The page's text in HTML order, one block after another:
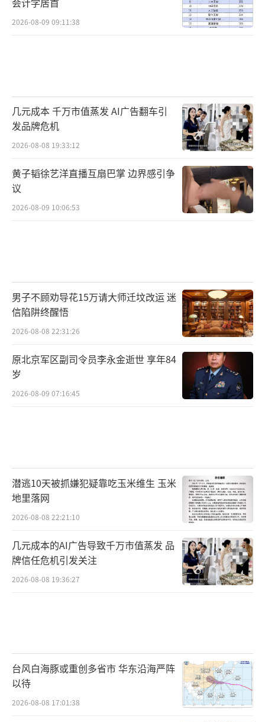
2026-08-09 09:11:38
几元成本 千万市值蒸发 AI广告翻车引
发品牌危机
2026-08-08 19:33:12
黄子韬徐艺洋直播互扇巴掌 边界感引争
议
2026-08-09 10:06:53
男子不顾劝导花15万请大师迁坟改运 迷
信陷阱终醒悟
2026-08-08 22:31:26
原北京军区副司令员李永金逝世 享年84
岁
2026-08-09 07:16:45
潜逃10天被抓嫌犯疑靠吃玉米维生 玉米
地里落网
2026-08-08 22:21:10
几元成本的AI广告导致千万市值蒸发 品
牌信任危机引发关注
2026-08-08 19:36:27
台风白海豚或重创多省市 华东沿海严阵
以待
2026-08-08 17:01:38